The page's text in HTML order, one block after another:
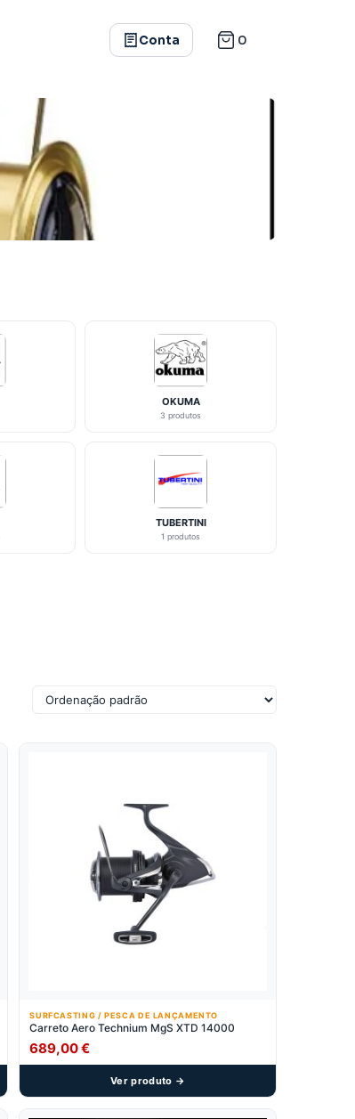
Conta 0
OKUMA
3 produtos
TUBERTINI
1 produtos
SURFCASTING / PESCA DE LANÇAMENTO
Carreto Aero Technium MgS XTD 14000
689,00€
Ver produto →